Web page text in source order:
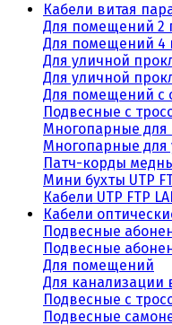
Кабели витая
Для помещений 2
Для помещений 4
Для уличной
Для уличной
Для помещений с
Подвесные с
Многопарные
Многопарные для
Патч-корды
Мини бухты UTP
Кабели UTP FTP
Кабели
Подвесные
Подвесные
Для помещений
Для канализации
Подвесные с
Подвесные